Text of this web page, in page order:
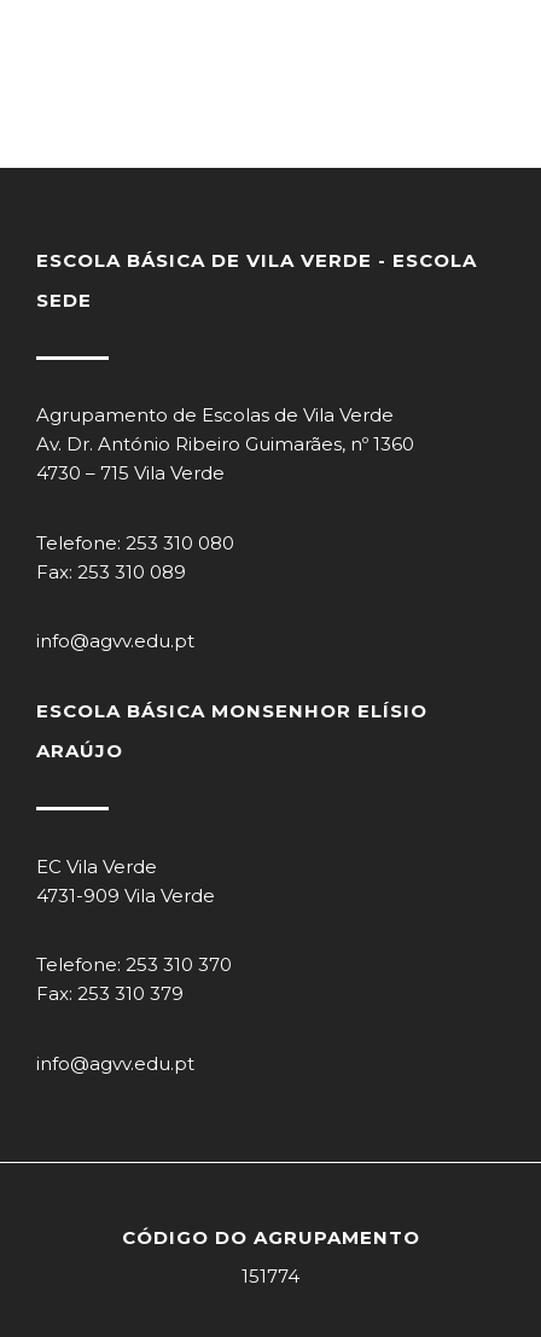
ESCOLA BÁSICA DE VILA VERDE - ESCOLA
SEDE
Agrupamento de Escolas de Vila Verde
Av. Dr. António Ribeiro Guimarães, nº 1360
4730 – 715 Vila Verde
Telefone: 253 310 080
Fax: 253 310 089
info@agvv.edu.pt
ESCOLA BÁSICA MONSENHOR ELÍSIO
ARAÚJO
EC Vila Verde
4731-909 Vila Verde
Telefone: 253 310 370
Fax: 253 310 379
info@agvv.edu.pt
CÓDIGO DO AGRUPAMENTO
151774